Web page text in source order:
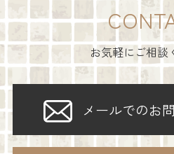
お気軽にご相談
メールでのお